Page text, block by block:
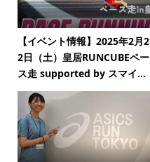
【イベント情報】2025年2月2
2日（土）皇居RUNCUBEペー
ス走 supported by スマイ...